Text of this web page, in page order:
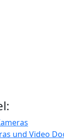
und Video